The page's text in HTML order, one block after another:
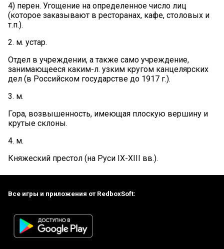
4) перен. Угощение на определенное число лиц
(которое заказывают в ресторанах, кафе, столовых и
т.п.).
2. м. устар.
Отдел в учреждении, а также само учреждение,
занимающееся каким-л. узким кругом канцелярских
дел (в Российском государстве до 1917 г.).
3. м.
Гора, возвышенность, имеющая плоскую вершину и
крутые склоны.
4. м.
Княжеский престол (на Руси IX-XIII вв.).
Все игры и приложения от RedboxSoft: